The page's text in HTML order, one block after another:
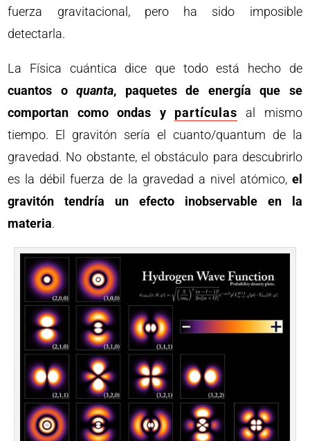
fuerza gravitacional, pero ha sido imposible
detectarla.
La Física cuántica dice que todo está hecho de
cuantos oquanta, paquetes de energía que se
comportan como ondas y partículas al mismo
tiempo. El gravitón sería el cuanto/quantum de la
gravedad. No obstante, el obstáculo para descubrirlo
es la débil fuerza de la gravedad a nivel atómico, el
gravitón tendría un efecto inobservable en la
materia.